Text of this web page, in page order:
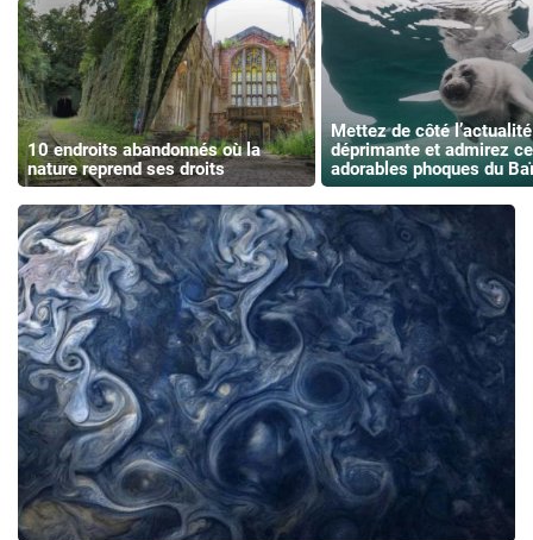
10 endroits abandonnés où la
nature reprend ses droits
Mettez de côté l’actualité
déprimante et admirez
adorables phoques du